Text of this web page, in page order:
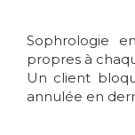
Sophrologie
propres à
Un client
annulée en